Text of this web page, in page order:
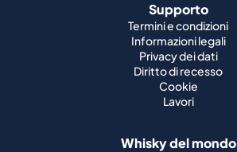
Supporto
Termini e condizioni
Informazioni legali
Privacy dei dati
Diritto di recesso
Cookie
Lavori
Whisky del mondo